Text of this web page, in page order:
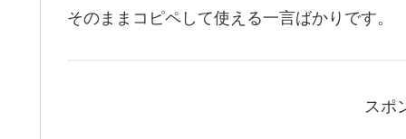
そのままコピペして使える一言ばかりです。
スポ